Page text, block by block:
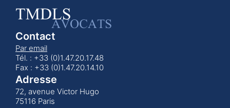
Contact
Par email
Tél. : +33 (0)1.47.20.17.48
Fax : +33 (0)1.47.20.14.10
Adresse
72, avenue Victor Hugo
75116 Paris